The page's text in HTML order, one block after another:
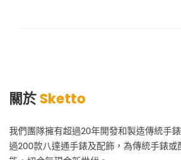
關於Sketto
我們團隊擁有超過20年開發和製造傳統手
過200款八達通手錶及配飾，為傳統手錶或